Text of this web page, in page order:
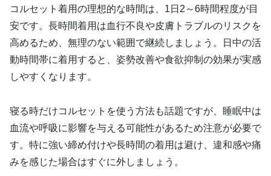
コルセット着用の理想的な時間は、1日2～6時間程度が目
安です。長時間着用は血行不良や皮膚トラブルのリスクを
高めるため、無理のない範囲で継続しましょう。日中の活
動時間帯に着用すると、姿勢改善や食欲抑制の効果が実感
しやすくなります。
寝る時だけコルセットを使う方法も話題ですが、睡眠中は
血流や呼吸に影響を与える可能性があるため注意が必要で
す。特に強い締め付けや長時間の着用は避け、違和感や痛
みを感じた場合はすぐに外しましょう。